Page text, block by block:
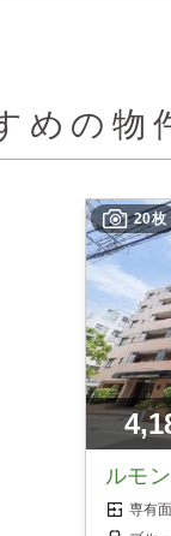
めの物
20枚
ルモ